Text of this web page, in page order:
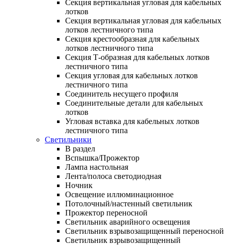
Секция вертикальная угловая для кабельных
лотков
Секция вертикальная угловая для кабельных
лотков лестничного типа
Секция крестообразная для кабельных
лотков лестничного типа
Секция Т-образная для кабельных лотков
лестничного типа
Секция угловая для кабельных лотков
лестничного типа
Соединитель несущего профиля
Соединительные детали для кабельных
лотков
Угловая вставка для кабельных лотков
лестничного типа
Светильники
В раздел
Вспышка/Прожектор
Лампа настольная
Лента/полоса светодиодная
Ночник
Освещение иллюминационное
Потолочный/настенный светильник
Прожектор переносной
Светильник аварийного освещения
Светильник взрывозащищенный переносной
Светильник взрывозащищенный